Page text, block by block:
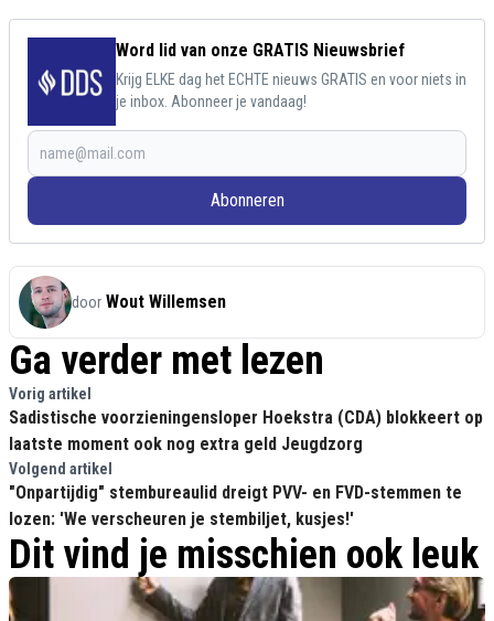
Word lid van onze GRATIS Nieuwsbrief
Krijg ELKE dag het ECHTE nieuws GRATIS en voor niets in
je inbox. Abonneer je vandaag!
Abonneren
door Wout Willemsen
Ga verder met lezen
Vorig artikel
Sadistische voorzieningensloper Hoekstra (CDA) blokkeert op
laatste moment ook nog extra geld Jeugdzorg
Volgend artikel
"Onpartijdig" stembureaulid dreigt PVV- en FVD-stemmen te
lozen: 'We verscheuren je stembiljet, kusjes!'
Dit vind je misschien ook leuk